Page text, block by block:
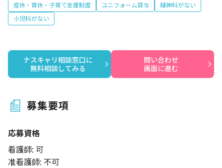
産休・育休・子育て支援制度 ユニフォーム貸与
精神科がない
小児科がない
ナスキャリ相談窓口に
無料相談してみる
問い合わせ
画面に進む
募集要項
応募資格
看護師: 可
准看護師: 不可